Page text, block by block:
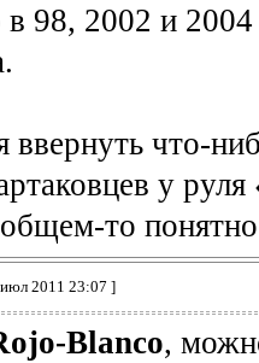
98, 2002 и 2004
ввернуть что-
у
то
2011 23:07 ]
Blanco,